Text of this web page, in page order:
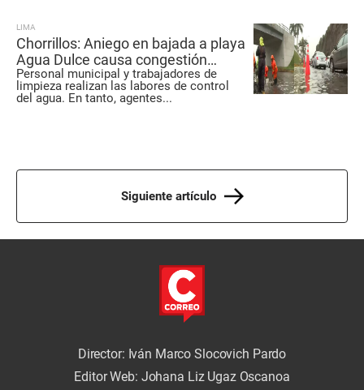
LIMA
Chorrillos: Aniego en bajada a playa
Agua Dulce causa congestión
vehicular en la Costa Verde
Personal municipal y trabajadores de
limpieza realizan las labores de control
del agua. En tanto, agentes...
Siguiente artículo
Director: Iván Marco Slocovich Pardo
Editor Web: Johana Liz Ugaz Oscanoa